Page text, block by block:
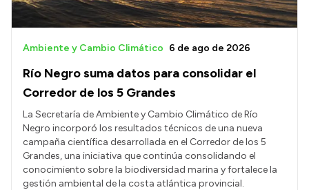
Río Negro suma datos para consolidar el
Corredor de los 5 Grandes
Ambiente y Cambio Climático 6 de ago de 2026
La Secretaría de Ambiente y Cambio Climático de Río
Negro incorporó los resultados técnicos de una nueva
campaña científica desarrollada en el Corredor de los 5
Grandes, una iniciativa que continúa consolidando el
conocimiento sobre la biodiversidad marina y fortalece la
gestión ambiental de la costa atlántica provincial.